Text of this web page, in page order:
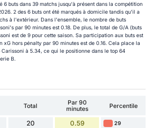
6 buts dans 39 matchs jusqu'à présent dans la compétition
2 des 6 buts ont été marqués à domicile tandis qu'il a
à l'extérieur. Dans l'ensemble, le nombre de buts
par 90 minutes est 0.18. De plus, le total de G/A (buts
est de 9 pour cette saison. Sa participation aux buts est
xG hors pénalty par 90 minutes est de 0.16. Cela place la
à 5.34, ce qui le positionne dans le top 64
B.
Total
Par 90
minutes
Percentile
20 0.59 29